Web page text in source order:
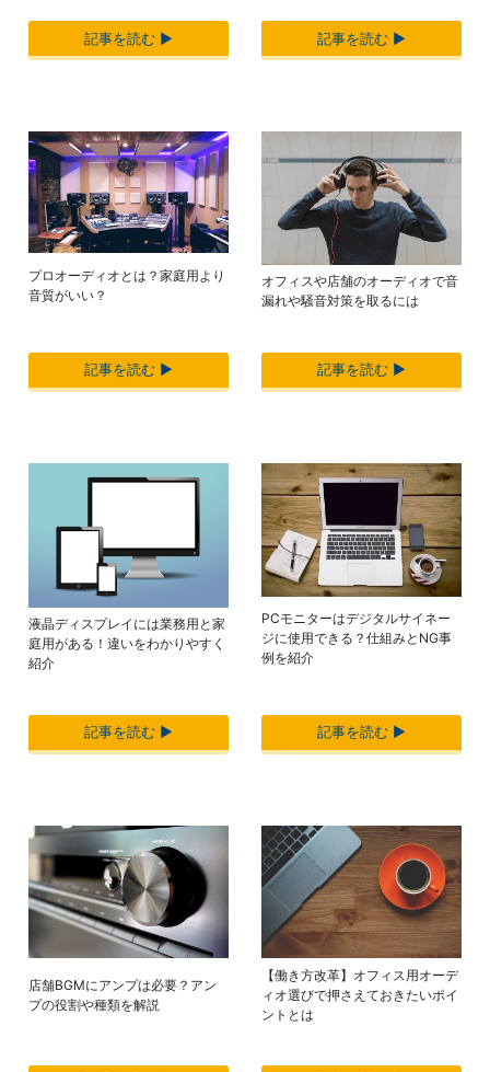
記事を読む ▶︎ 記事を読む ▶︎
プロオーディオとは？家庭用より
音質がいい？
記事を読む ▶︎
オフィスや店舗のオーディオで音
漏れや騒音対策を取るには
記事を読む ▶︎
液晶ディスプレイには業務用と家
庭用がある！違いをわかりやすく
紹介
記事を読む ▶︎
PCモニターはデジタルサイネー
ジに使用できる？仕組みとNG事
例を紹介
記事を読む ▶︎
店舗BGMにアンプは必要？アン
プの役割や種類を解説
【働き方改革】オフィス用オーデ
ィオ選びで押さえておきたいポイ
ントとは